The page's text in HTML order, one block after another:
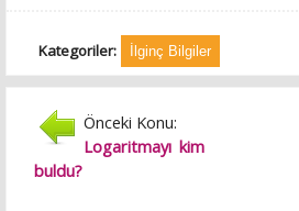
Kategoriler: İlginç Bilgiler
Önceki Konu:
Logaritmayı kim
buldu?